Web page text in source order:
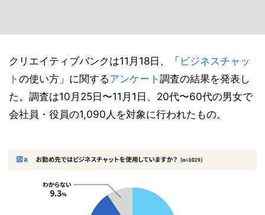
クリエイティブバンクは11月18日、「 ビジネスチャッ
ト の使い方」に関するアンケート 調査の結果を発表し
た。調査は10月25日〜11月1日、20代〜60代の男女で
会社員・役員の1,090人を対象に行われたもの。